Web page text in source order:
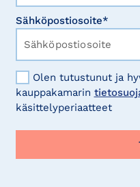
Sähköpostiosoite*
Olen tutustunut ja
kauppakamarin
käsittelyperiaatteet